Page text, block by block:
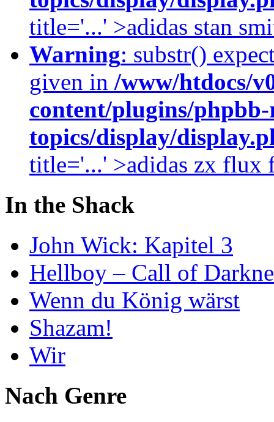
title='...' >adidas stan
Warning: substr()
given in /www/htdocs/
content/plugins/phpbb-
topics/display/
title='...' >adidas zx flux
In the Shack
John Wick: Kapitel 3
Hellboy – Call of
Wenn du König wärst
Shazam!
Wir
Nach Genre